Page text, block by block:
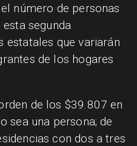
número de personas
segunda
estatales que variarán
de los hogares
de los $39.807 en
sea una persona; de
con dos a tres